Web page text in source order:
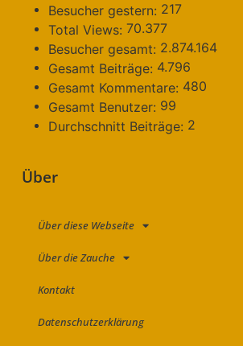
Besucher gestern: 217
Total Views: 70.377
Besucher gesamt: 2.874.164
Gesamt Beiträge: 4.796
Gesamt Kommentare: 480
Gesamt Benutzer: 99
Durchschnitt Beiträge: 2
Über
Über diese Webseite
Über die Zauche
Kontakt
Datenschutzerklärung